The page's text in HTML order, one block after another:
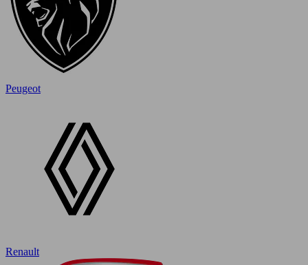
Peugeot
Renault